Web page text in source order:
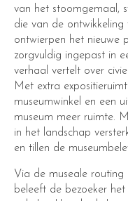
van het stoomgemaal,
die van de
ontwierpen het nieuwe
zorgvuldig ingepast in
verhaal vertelt over
Met extra
museumwinkel en een
museum meer ruimte.
in het landschap
en tillen de
Via de museale routing
beleeft de bezoeker